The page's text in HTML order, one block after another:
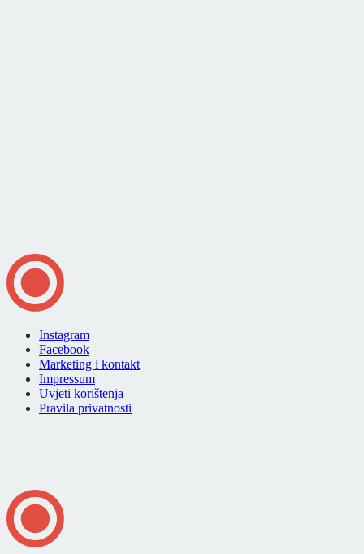
Instagram
Facebook
Marketing i kontakt
Impressum
Uvjeti korištenja
Pravila privatnosti